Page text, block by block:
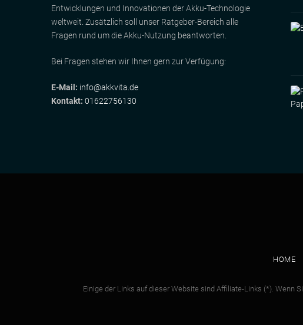
Entwicklungen und Innovationen der Akku-Technologie
weltweit. Zusätzlich soll unser Ratgeber-Bereich alle
Fragen rund um die Akku-Nutzung beantworten.
Bei Fragen stehen wir Ihnen gern zur Verfügung:
E-Mail: info@akkvita.de
Kontakt: 01622756130
HOME
Einige der Links auf dieser Website sind Affiliate-Links (*). Wenn